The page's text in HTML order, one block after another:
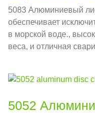
5083 Алюминиевый
обеспечивает
в морской воде.,
веса, и отличная
5052